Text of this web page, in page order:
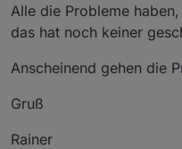
Alle die Probleme
das hat noch keiner
Anscheinend gehen die
Gruß
Rainer